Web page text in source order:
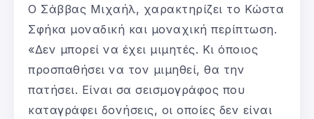
Ο Σάββας Μιχαήλ, χαρακτηρίζει το Κώστα
Σφήκα μοναδική και μοναχική περίπτωση.
«Δεν μπορεί να έχει μιμητές. Κι όποιος
προσπαθήσει να τον μιμηθεί, θα την
πατήσει. Είναι σα σεισμογράφος που
καταγράφει δονήσεις, οι οποίες δεν είναι